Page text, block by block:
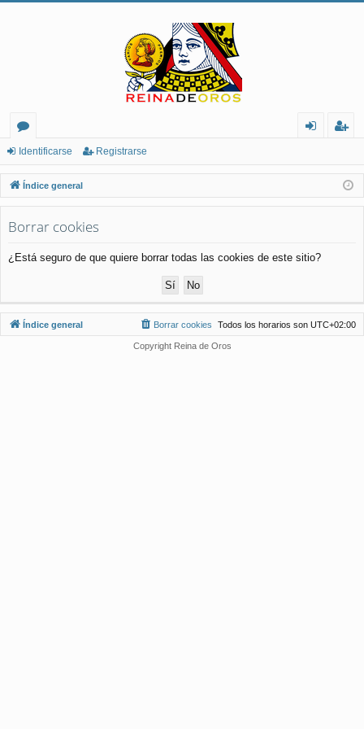
or
os
nt
ifi
rs
ist
ra
Identificarse Registrarse
Índice general
Borrar cookies
¿Está seguro de que quiere borrar todas las cookies de este sitio?
Índice general Todos los horarios son UTC+02:00
Borrar cookies
Copyright Reina de Oros